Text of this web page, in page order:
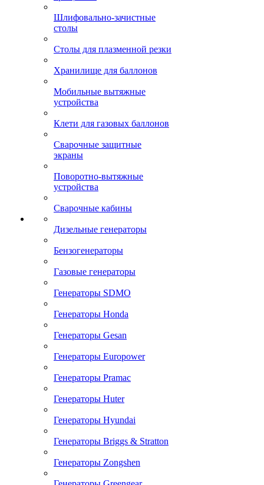
Шлифовально-зачистные
столы
Столы для плазменной резки
Хранилище для баллонов
Мобильные вытяжные
устройства
Клети для газовых баллонов
Сварочные защитные
экраны
Поворотно-вытяжные
устройства
Сварочные кабины
Дизельные генераторы
Бензогенераторы
Газовые генераторы
Генераторы SDMO
Генераторы Honda
Генераторы Gesan
Генераторы Europower
Генераторы Pramac
Генераторы Huter
Генераторы Hyundai
Генераторы Briggs & Stratton
Генераторы Zongshen